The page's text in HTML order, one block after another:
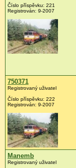
Číslo příspěvku: 221
Registrován: 9-2007
750371
Registrovaný uživatel
Číslo příspěvku: 222
Registrován: 9-2007
Manemb
Registrovaný uživatel